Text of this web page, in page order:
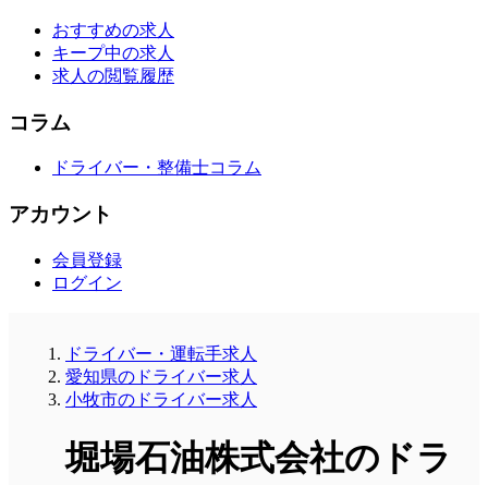
おすすめの求人
キープ中の求人
求人の閲覧履歴
コラム
ドライバー・整備士コラム
アカウント
会員登録
ログイン
ドライバー・運転手求人
愛知県のドライバー求人
小牧市のドライバー求人
堀場石油株式会社のドラ